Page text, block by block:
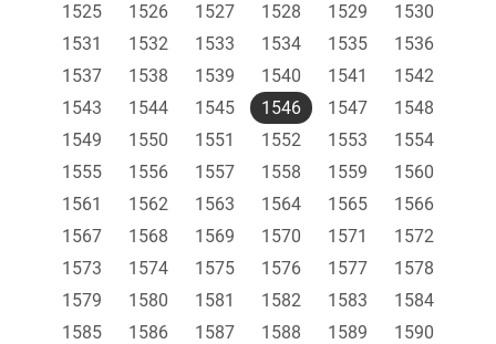
1525
1526 1527 1528 1529
1530
1531
1532 1533 1534 1535
1536
1537
1538 1539 1540 1541
1542
1543
1544 1545 1546 1547
1548
1549
1550 1551 1552 1553
1554
1555
1556 1557 1558 1559
1560
1561
1562 1563 1564 1565
1566
1567
1568 1569 1570 1571
1572
1573
1574 1575 1576 1577
1578
1579
1580 1581 1582 1583
1584
1585
1586 1587 1588 1589
1590